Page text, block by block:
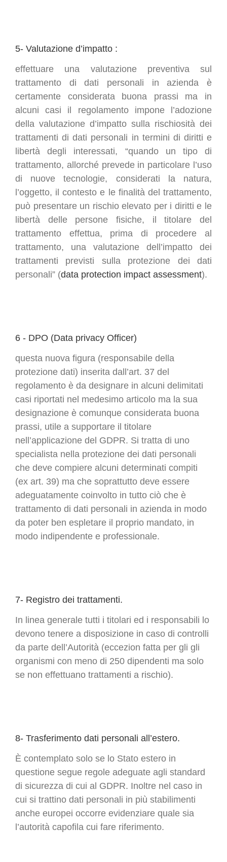
5- Valutazione d’impatto :
effettuare una valutazione preventiva sul
trattamento di dati personali in azienda è
certamente considerata buona prassi ma in
alcuni casi il regolamento impone l’adozione
della valutazione d’impatto sulla rischiosità dei
trattamenti di dati personali in termini di diritti e
libertà degli interessati, “quando un tipo di
trattamento, allorché prevede in particolare l’uso
di nuove tecnologie, considerati la natura,
l’oggetto, il contesto e le finalità del trattamento,
può presentare un rischio elevato per i diritti e le
libertà delle persone fisiche, il titolare del
trattamento effettua, prima di procedere al
trattamento, una valutazione dell’impatto dei
trattamenti previsti sulla protezione dei dati
personali” (data protection impact assessment).
6 - DPO (Data privacy Officer)
questa nuova figura (responsabile della
protezione dati) inserita dall’art. 37 del
regolamento è da designare in alcuni delimitati
casi riportati nel medesimo articolo ma la sua
designazione è comunque considerata buona
prassi, utile a supportare il titolare
nell’applicazione del GDPR. Si tratta di uno
specialista nella protezione dei dati personali
che deve compiere alcuni determinati compiti
(ex art. 39) ma che soprattutto deve essere
adeguatamente coinvolto in tutto ciò che è
trattamento di dati personali in azienda in modo
da poter ben espletare il proprio mandato, in
modo indipendente e professionale.
7- Registro dei trattamenti.
In linea generale tutti i titolari ed i responsabili lo
devono tenere a disposizione in caso di controlli
da parte dell’Autorità (eccezion fatta per gli gli
organismi con meno di 250 dipendenti ma solo
se non effettuano trattamenti a rischio).
8- Trasferimento dati personali all’estero.
È contemplato solo se lo Stato estero in
questione segue regole adeguate agli standard
di sicurezza di cui al GDPR. Inoltre nel caso in
cui si trattino dati personali in più stabilimenti
anche europei occorre evidenziare quale sia
l’autorità capofila cui fare riferimento.